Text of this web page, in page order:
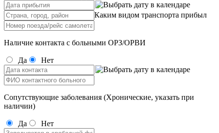
Каким видом транспорта прибыл
Наличие контакта с больными ОРЗ/ОРВИ
Да Нет
Сопутствующие заболевания (Хронические, указать при
наличии)
Да Нет